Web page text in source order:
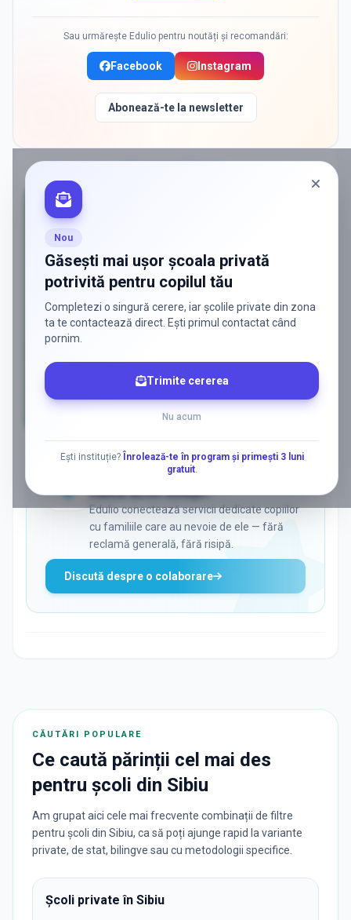
Sau urmărește Edulio pentru noutăți și recomandări:
Facebook Instagram
Abonează-te la newsletter
Nou
Găsești mai ușor școala privată
potrivită pentru copilul tău
Completezi o singură cerere, iar școlile private din zona
ta te contactează direct. Ești primul contactat când
pornim.
Trimite cererea
Nu acum
Ești instituție?
Înrolează-te în program și primești 3 luni
gratuit.
Vrei să ajungi la părinții care
caută activ soluții?
Edulio conectează servicii dedicate copiilor
cu familiile care au nevoie de ele — fără
reclamă generală, fără risipă.
Discută despre o colaborare
CĂUTĂRI POPULARE
Ce caută părinții cel mai des
pentru școli din Sibiu
Am grupat aici cele mai frecvente combinații de filtre
pentru școli din Sibiu, ca să poți ajunge rapid la variante
private, de stat, bilingve sau cu metodologii specifice.
Școli private în Sibiu